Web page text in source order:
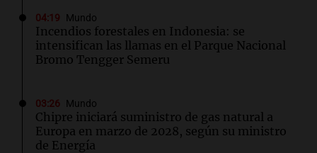
04:19 Mundo
Incendios forestales en Indonesia: se
intensifican las llamas en el Parque Nacional
Bromo Tengger Semeru
03:26 Mundo
Chipre iniciará suministro de gas natural a
Europa en marzo de 2028, según su ministro
de Energía